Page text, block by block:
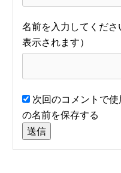
名前
次回のコメントで
の名前を保存する